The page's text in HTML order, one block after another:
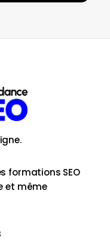
formations SEO
et même